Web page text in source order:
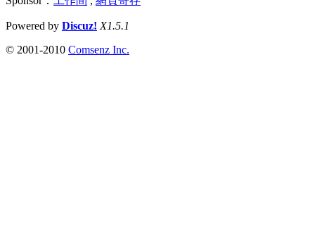
Powered by Discuz! X1.5.1
© 2001-2010 Comsenz Inc.